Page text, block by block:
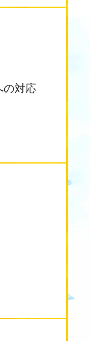
の対応